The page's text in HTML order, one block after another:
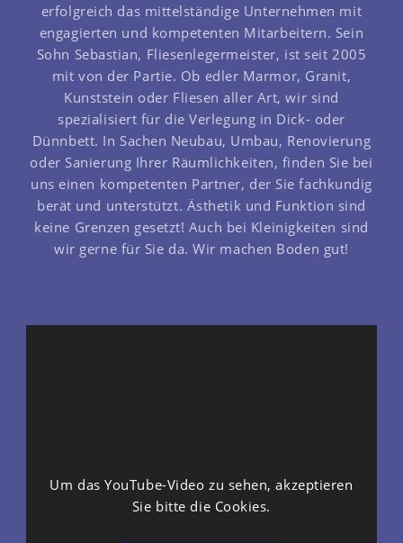
erfolgreich das mittelständige Unternehmen mit
engagierten und kompetenten Mitarbeitern. Sein
Sohn Sebastian, Fliesenlegermeister, ist seit 2005
mit von der Partie. Ob edler Marmor, Granit,
Kunststein oder Fliesen aller Art, wir sind
spezialisiert für die Verlegung in Dick- oder
Dünnbett. In Sachen Neubau, Umbau, Renovierung
oder Sanierung Ihrer Räumlichkeiten, finden Sie bei
uns einen kompetenten Partner, der Sie fachkundig
berät und unterstützt. Ästhetik und Funktion sind
keine Grenzen gesetzt! Auch bei Kleinigkeiten sind
wir gerne für Sie da. Wir machen Boden gut!
Um das YouTube-Video zu sehen, akzeptieren
Sie bitte die Cookies.